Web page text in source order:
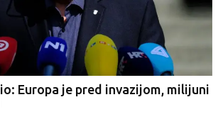
Europa je pred invazijom, milijuni